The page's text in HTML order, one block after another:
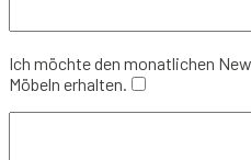
Ich möchte den monatlichen
Möbeln erhalten.